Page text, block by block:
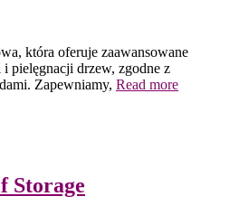
która oferuje zaawansowane
pielęgnacji drzew, zgodne z
Zapewniamy, Read more
Storage